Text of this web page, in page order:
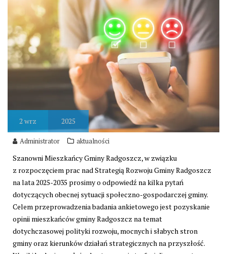
2 wrz 2025
Administrator aktualności
Szanowni Mieszkańcy Gminy Radgoszcz, w związku
z rozpoczęciem prac nad Strategią Rozwoju Gminy Radgoszcz
na lata 2025-2035 prosimy o odpowiedź na kilka pytań
dotyczących obecnej sytuacji społeczno-gospodarczej gminy.
Celem przeprowadzenia badania ankietowego jest pozyskanie
opinii mieszkańców gminy Radgoszcz na temat
dotychczasowej polityki rozwoju, mocnych i słabych stron
gminy oraz kierunków działań strategicznych na przyszłość.